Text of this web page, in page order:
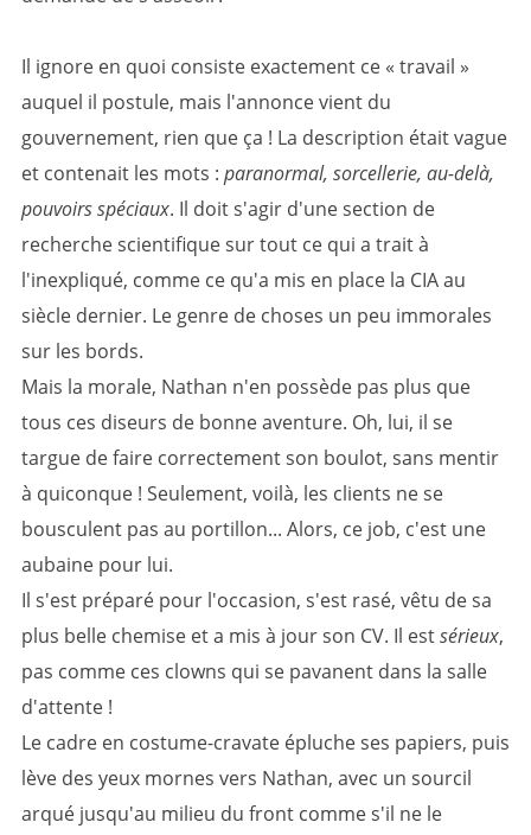
Il ignore en quoi consiste exactement ce « travail »
auquel il postule, mais l'annonce vient du
gouvernement, rien que ça ! La description était vague
et contenait les mots : paranormal, sorcellerie, au-delà,
pouvoirs spéciaux. Il doit s'agir d'une section de
recherche scientifique sur tout ce qui a trait à
l'inexpliqué, comme ce qu'a mis en place la CIA au
siècle dernier. Le genre de choses un peu immorales
sur les bords.
Mais la morale, Nathan n'en possède pas plus que
tous ces diseurs de bonne aventure. Oh, lui, il se
targue de faire correctement son boulot, sans mentir
à quiconque ! Seulement, voilà, les clients ne se
bousculent pas au portillon... Alors, ce job, c'est une
aubaine pour lui.
Il s'est préparé pour l'occasion, s'est rasé, vêtu de sa
plus belle chemise et a mis à jour son CV. Il estsérieux,
pas comme ces clowns qui se pavanent dans la salle
d'attente !
Le cadre en costume-cravate épluche ses papiers, puis
lève des yeux mornes vers Nathan, avec un sourcil
arqué jusqu'au milieu du front comme s'il ne le